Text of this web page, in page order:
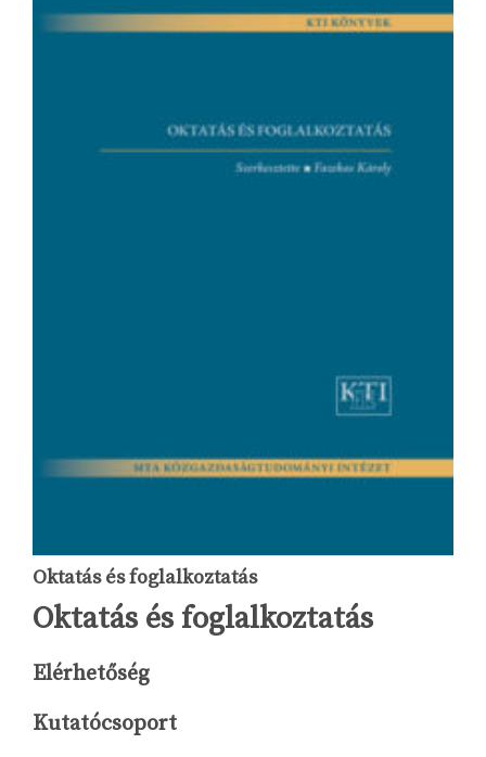
Oktatás és foglalkoztatás
Oktatás és foglalkoztatás
Elérhetőség
Kutatócsoport